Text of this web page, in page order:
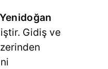
Gidiş ve